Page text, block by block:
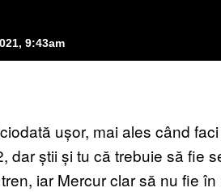
9:43am
ușor, mai ales când
dar știi și tu că trebuie să fie
iar Mercur clar să nu fie